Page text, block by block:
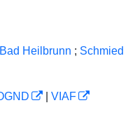
Heilbrunn ; Schmied
VIAF